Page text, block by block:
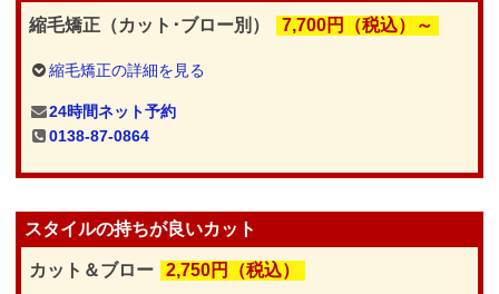
縮毛矯正（カット･ブロー別） 7,700円（税込）～
縮毛矯正の詳細を見る
24時間ネット予約
0138-87-0864
スタイルの持ちが良いカット
カット＆ブロー 2,750円（税込）